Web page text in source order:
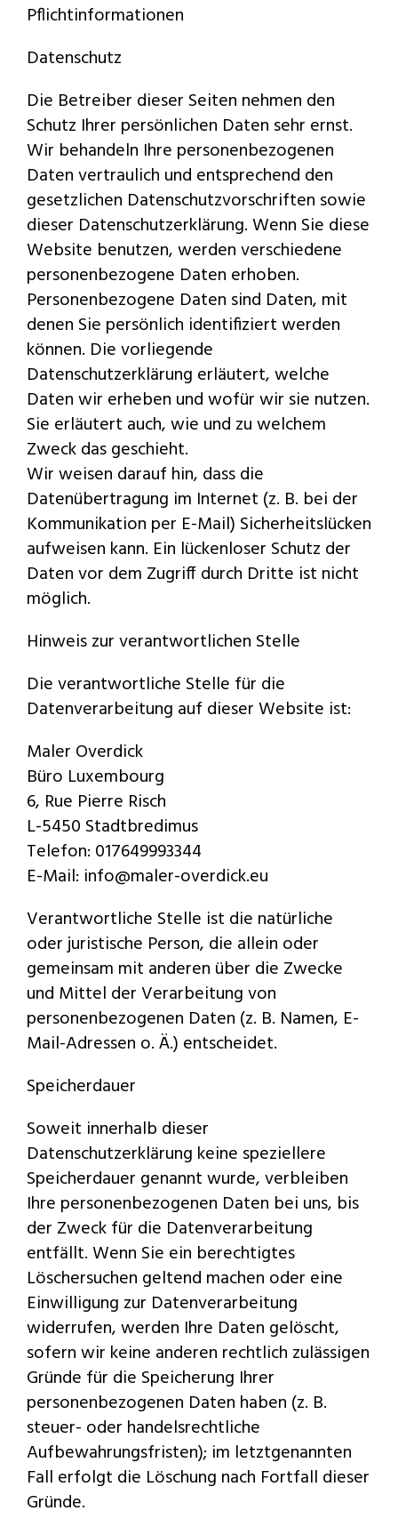
Pflichtinformationen
Datenschutz
Die Betreiber dieser Seiten nehmen den
Schutz Ihrer persönlichen Daten sehr ernst.
Wir behandeln Ihre personenbezogenen
Daten vertraulich und entsprechend den
gesetzlichen Datenschutzvorschriften sowie
dieser Datenschutzerklärung. Wenn Sie diese
Website benutzen, werden verschiedene
personenbezogene Daten erhoben.
Personenbezogene Daten sind Daten, mit
denen Sie persönlich identifiziert werden
können. Die vorliegende
Datenschutzerklärung erläutert, welche
Daten wir erheben und wofür wir sie nutzen.
Sie erläutert auch, wie und zu welchem
Zweck das geschieht.
Wir weisen darauf hin, dass die
Datenübertragung im Internet (z. B. bei der
Kommunikation per E-Mail) Sicherheitslücken
aufweisen kann. Ein lückenloser Schutz der
Daten vor dem Zugriff durch Dritte ist nicht
möglich.
Hinweis zur verantwortlichen Stelle
Die verantwortliche Stelle für die
Datenverarbeitung auf dieser Website ist:
Maler Overdick
Büro Luxembourg
6, Rue Pierre Risch
L-5450 Stadtbredimus
Telefon: 017649993344
E-Mail: info@maler-overdick.eu
Verantwortliche Stelle ist die natürliche
oder juristische Person, die allein oder
gemeinsam mit anderen über die Zwecke
und Mittel der Verarbeitung von
personenbezogenen Daten (z. B. Namen, E-
Mail-Adressen o. Ä.) entscheidet.
Speicherdauer
Soweit innerhalb dieser
Datenschutzerklärung keine speziellere
Speicherdauer genannt wurde, verbleiben
Ihre personenbezogenen Daten bei uns, bis
der Zweck für die Datenverarbeitung
entfällt. Wenn Sie ein berechtigtes
Löschersuchen geltend machen oder eine
Einwilligung zur Datenverarbeitung
widerrufen, werden Ihre Daten gelöscht,
sofern wir keine anderen rechtlich zulässigen
Gründe für die Speicherung Ihrer
personenbezogenen Daten haben (z. B.
steuer- oder handelsrechtliche
Aufbewahrungsfristen); im letztgenannten
Fall erfolgt die Löschung nach Fortfall dieser
Gründe.